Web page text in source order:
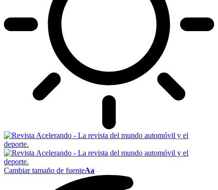
Cambiar tamaño de fuenteAa